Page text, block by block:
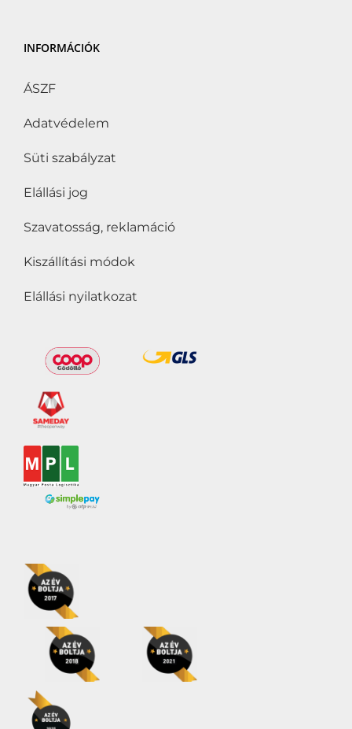
INFORMÁCIÓK
ÁSZF
Adatvédelem
Süti szabályzat
Elállási jog
Szavatosság, reklamáció
Kiszállítási módok
Elállási nyilatkozat